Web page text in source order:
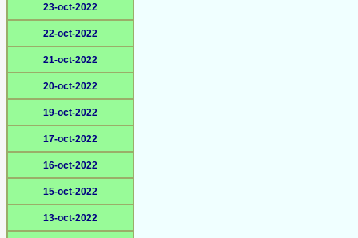
23-oct-2022
22-oct-2022
21-oct-2022
20-oct-2022
19-oct-2022
17-oct-2022
16-oct-2022
15-oct-2022
13-oct-2022